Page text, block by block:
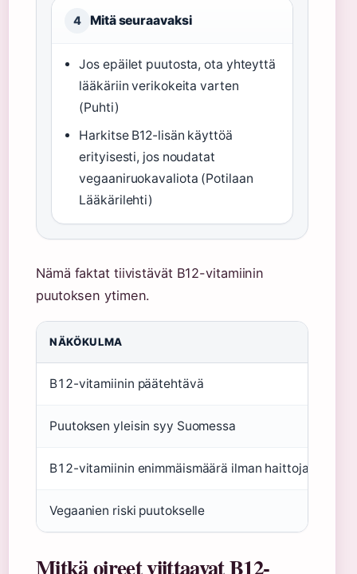
4 Mitä seuraavaksi
Jos epäilet puutosta, ota yhteyttä
lääkäriin verikokeita varten
(Puhti)
Harkitse B12-lisän käyttöä
erityisesti, jos noudatat
vegaaniruokavaliota (Potilaan
Lääkärilehti)
Nämä faktat tiivistävät B12-vitamiinin
puutoksen ytimen.
NÄKÖKULMA
B12-vitamiinin päätehtävä
Puutoksen yleisin syy Suomessa
B12-vitamiinin enimmäismäärä ilman haittoja
Vegaanien riski puutokselle
Mitkä oireet viittaavat B12-